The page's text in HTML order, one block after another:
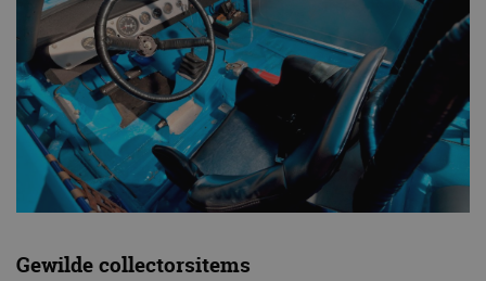
Gewilde collectorsitems